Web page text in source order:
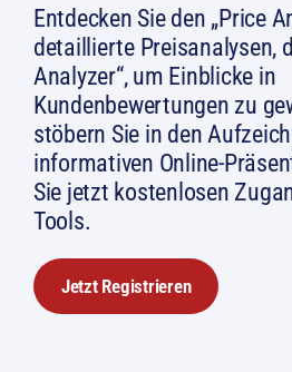
Entdecken Sie den „Price
detaillierte Preisanalysen,
Analyzer“, um Einblicke in
Kundenbewertungen zu
stöbern Sie in den
informativen Online-
Sie jetzt kostenlosen
Tools.
Jetzt Registrieren